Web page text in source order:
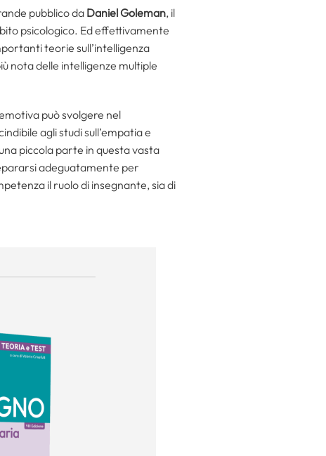
pubblico da Daniel Goleman, il
psicologico. Ed effettivamente
teorie sull’intelligenza
nota delle intelligenze multiple
può svolgere nel
agli studi sull’empatia e
piccola parte in questa vasta
adeguatamente per
il ruolo di insegnante, sia di